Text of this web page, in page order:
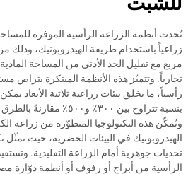
تُحدث أنظمة الزراعة الرأسية الموفرة
زراعياً باستخدام طريقة الهيدروبونيك، وذلك
مربع مع تقليل الحد الأدنى من المساحة
تجارياً. وتتميّز هذه الأنظمة المبتكرة بتراص
رأسياً، ما يخلق بيئات زراعية ثلاثية الأبعاد
بنسبة تتراوح بين ٣٠٠٪
وتُمكّن هذه التكنولوجيا المتطوّرة من زراعة
الهيدروبونيك في البيئات الحضرية، حيث تمثّل
تحديات جوهرية أمام الزراعة التقليدية. وتستفيد
الرأسية من أبراج أو رفوف أو أنظمة دوّارة